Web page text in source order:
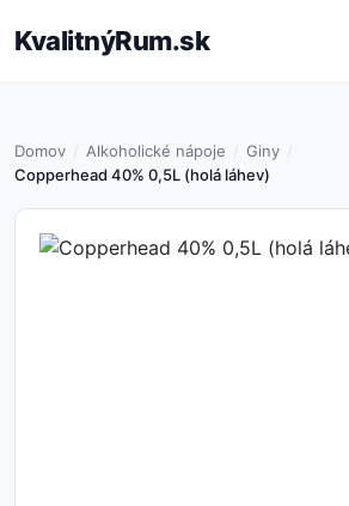
KvalitnýRum.sk
Domov Alkoholické nápoje
Giny
Copperhead 40% 0,5L (holá láhev)